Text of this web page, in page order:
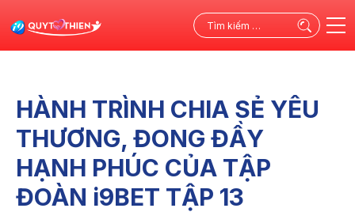
kiếm
HÀNH TRÌNH CHIA SẺ YÊU
THƯƠNG, ĐONG ĐẦY
HẠNH PHÚC CỦA TẬP
ĐOÀN i9BET TẬP 13